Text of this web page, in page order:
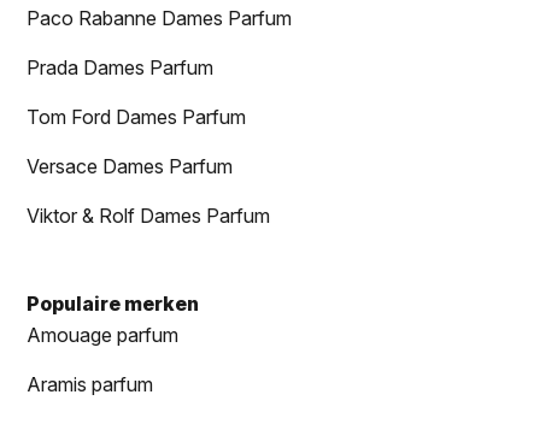
Paco Rabanne Dames Parfum
Prada Dames Parfum
Tom Ford Dames Parfum
Versace Dames Parfum
Viktor & Rolf Dames Parfum
Populaire merken
Amouage parfum
Aramis parfum